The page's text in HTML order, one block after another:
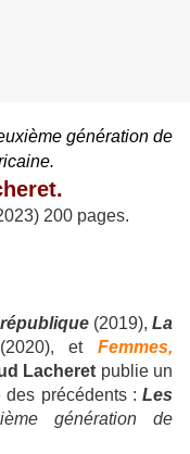
génération de
200 pages.
(2019), La
etFemmes,
Lacheret publie un
précédents : Les
génération de